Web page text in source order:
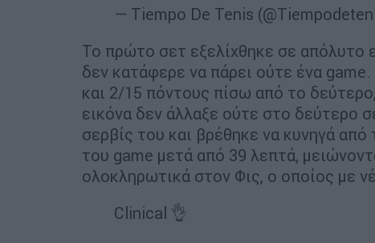
— Tiempo De Tenis
Το πρώτο σετ εξελίχθηκε σε απόλυτο
δεν κατάφερε να πάρει ούτε ένα
και 2/15 πόντους πίσω από το
εικόνα δεν άλλαξε ούτε στο δεύτερο
σερβίς του και βρέθηκε να κυνηγά
του game μετά από 39 λεπτά,
ολοκληρωτικά στον Φις, ο οποίος με
Clinical 👌